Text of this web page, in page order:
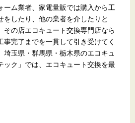
ーム業者、家電量販では購入から工
をしたり、他の業者を介したりと
その店エコキュート交換専門店なら
事完了までを一貫して引き受けてく
埼玉県・群馬県・栃木県のエコキュ
ック」では、エコキュート交換を最